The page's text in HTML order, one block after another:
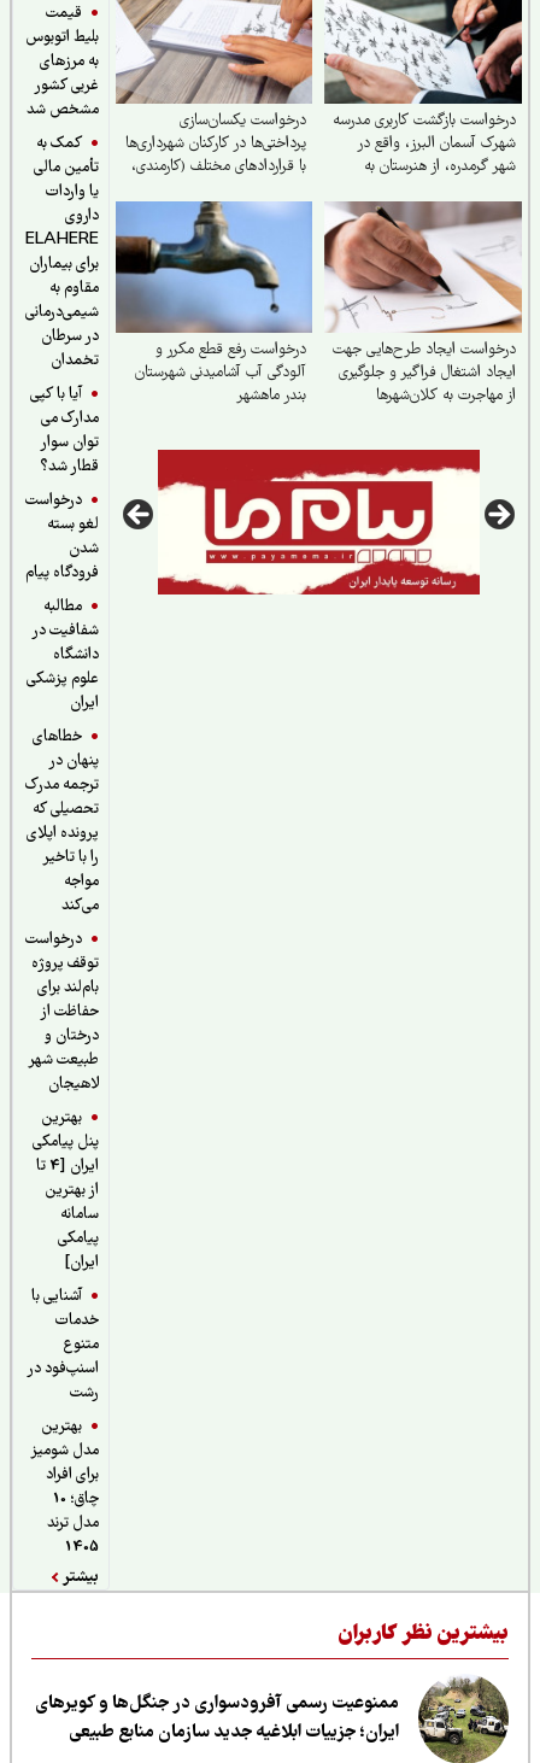
قیمت
بلیط اتوبوس
به مرزهای
غربی کشور
مشخص شد
کمک به
تأمین مالی
یا واردات
ELAHERE
برای بیماران
مقاوم به
شیمی‌درمانی
در سرطان
تخمدان
آیا با کپی
مدارک می
توان سوار
قطار شد؟
درخواست
لغو بسته
فرودگاه پیام
مطالبه
شفافیت در
دانشگاه
علوم پزشکی
خطاهای
پنهان در
ترجمه مدرک
تحصیلی که
پرونده اپلای
را با تاخیر
درخواست
توقف پروژه
بام‌لند برای
حفاظت از
درختان و
طبیعت شهر
لاهیجان
بهترین
پنل پیامکی
ایران [4 تا
از بهترین
سامانه
پیامکی
آشنایی با
خدمات
اسنپ‌فود در
بهترین
مدل شومیز
برای افراد
چاق؛ 10
مدل ترند
بازگشت کاربری مدرسه
آسمان البرز، واقع در
گرمدره، از هنرستان به
درخواست یکسان‌سازی
پرداختی‌ها در کارکنان شهرداری‌ها
با قراردادهای مختلف (کارمندی،
ایجاد طرح‌هایی جهت
اشتغال فراگیر و جلوگیری
به کلان‌شهرها
درخواست رفع قطع مکرر و
آلودگی آب آشامیدنی شهرستان
بندر ماهشهر
نظر کاربران
ممنوعیت رسمی آفرودسواری در جنگل‌ها و کویرهای
ایران؛ جزییات ابلاغیه جدید سازمان منابع طبیعی